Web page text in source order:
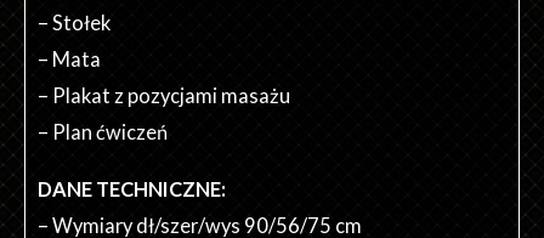
– Stołek
– Mata
– Plakat z pozycjami masażu
– Plan ćwiczeń
DANE TECHNICZNE:
– Wymiary dł/szer/wys 90/56/75 cm